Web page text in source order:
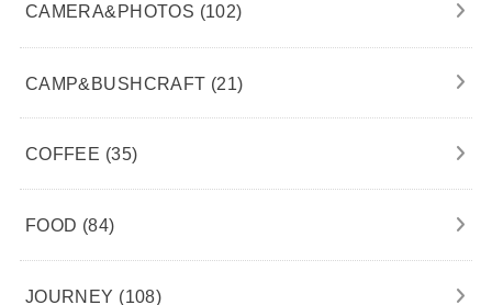
CAMERA&PHOTOS (102)
CAMP&BUSHCRAFT (21)
COFFEE (35)
FOOD (84)
JOURNEY (108)